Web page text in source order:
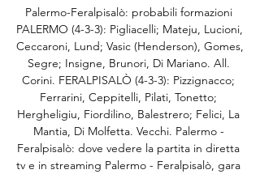
Palermo-Feralpisalò: probabili formazioni
PALERMO (4-3-3): Pigliacelli; Mateju, Lucioni,
Ceccaroni, Lund; Vasic (Henderson), Gomes,
Segre; Insigne, Brunori, Di Mariano. All.
Corini. FERALPISALÒ (4-3-3): Pizzignacco;
Ferrarini, Ceppitelli, Pilati, Tonetto;
Hergheligiu, Fiordilino, Balestrero; Felici, La
Mantia, Di Molfetta. Vecchi. Palermo -
Feralpisalò: dove vedere la partita in diretta
tv e in streaming Palermo - Feralpisalò, gara